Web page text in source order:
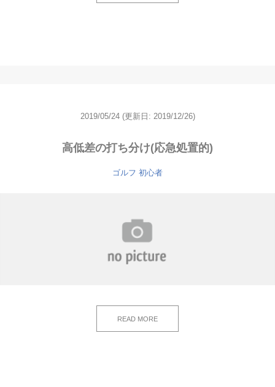
2019/05/24 (更新日: 2019/12/26)
高低差の打ち分け(応急処置的)
ゴルフ 初心者
READ MORE